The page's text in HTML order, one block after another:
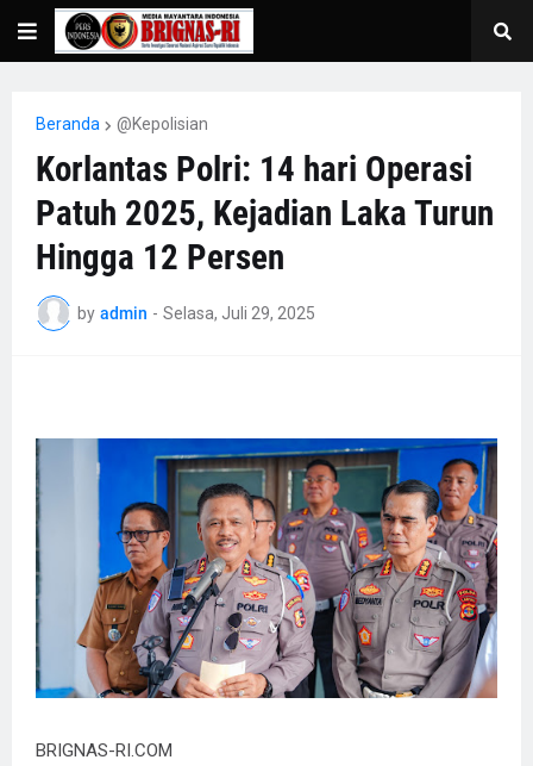
Beranda @Kepolisian
Korlantas Polri: 14 hari Operasi
Patuh 2025, Kejadian Laka Turun
Hingga 12 Persen
by admin - Selasa, Juli 29, 2025
BRIGNAS-RI.COM